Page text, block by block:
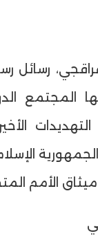
رسائل
المجتمع
الأمم